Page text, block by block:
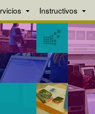
Instructivos